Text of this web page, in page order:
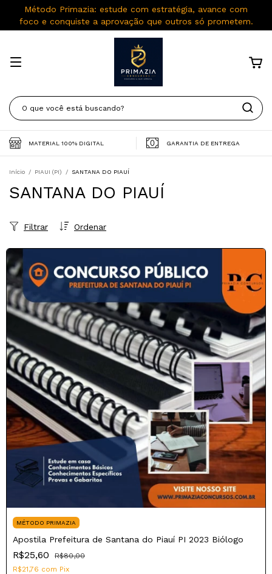
Método Primazia: estude com estratégia, avance com
foco e conquiste a aprovação que outros só prometem.
MATERIAL 100% DIGITAL GARANTIA DE ENTREGA
Início / PIAUI (PI) / SANTANA DO PIAUÍ
SANTANA DO PIAUÍ
Ordenar
Filtrar
MÉTODO PRIMAZIA
Apostila Prefeitura de Santana do Piauí PI 2023 Biólogo
R$25,60
R$80,00
R$21,76 com Pix